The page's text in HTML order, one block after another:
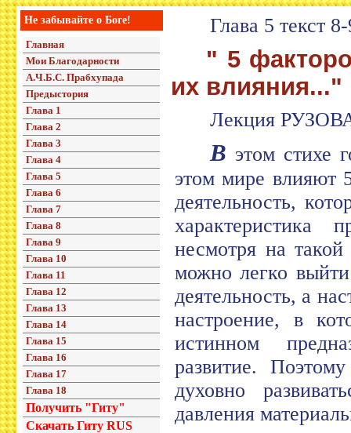
Не забывайте о Боге!
Главная
Мои Благодарности
А.Ч.Б.С. Прабхупада
Предыстория
Глава 1
Глава 2
Глава 3
Глава 4
Глава 5
Глава 6
Глава 7
Глава 8
Глава 9
Глава 10
Глава 11
Глава 12
Глава 13
Глава 14
Глава 15
Глава 16
Глава 17
Глава 18
Получить "Гиту"
Скачать Гиту RUS
Глава 5 текст
" 5
их влияния..."
Лекция
В этом стихе
этом мире влияют
деятельность,
характеристика
несмотря на
можно легко
деятельность, а
настроение, в
истинном
развитие.
духовно
давления